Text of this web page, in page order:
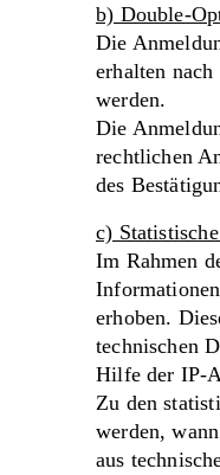
b) Double-
Die
erhalten
werden.
Die
rechtlichen
des
c)
Im Rahmen
erhoben.
technischen
Hilfe der IP-
Zu den
werden,
aus